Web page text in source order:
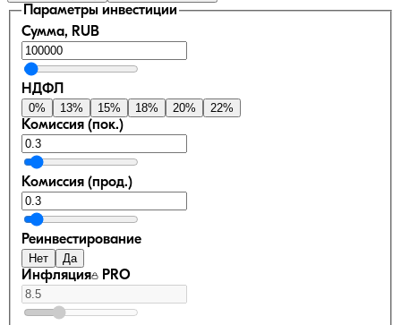
Параметры инвестиции
Сумма, RUB
НДФЛ
0% 13% 15% 18% 20% 22%
Комиссия (пок.)
Комиссия (прод.)
Реинвестирование
Нет Да
Инфляция PRO